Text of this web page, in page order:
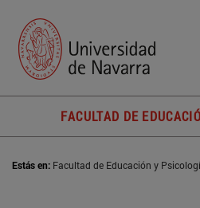
FACULTAD DE
Estás en: Facultad de Educación y